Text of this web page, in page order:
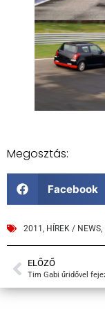
Megosztás:
Facebook
2011 , HÍREK / NEWS,
ELŐZŐ